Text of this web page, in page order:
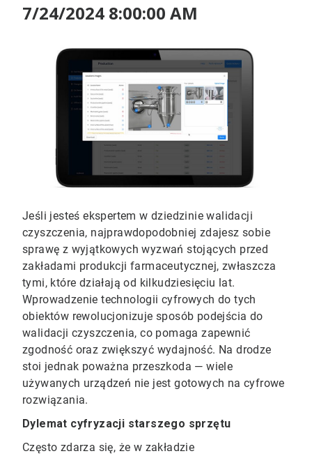
7/24/2024 8:00:00 AM
Jeśli jesteś ekspertem w dziedzinie walidacji
czyszczenia, najprawdopodobniej zdajesz sobie
sprawę z wyjątkowych wyzwań stojących przed
zakładami produkcji farmaceutycznej, zwłaszcza
tymi, które działają od kilkudziesięciu lat.
Wprowadzenie technologii cyfrowych do tych
obiektów rewolucjonizuje sposób podejścia do
walidacji czyszczenia, co pomaga zapewnić
zgodność oraz zwiększyć wydajność. Na drodze
stoi jednak poważna przeszkoda —​​​​​​​ wiele
używanych urządzeń nie jest gotowych na cyfrowe
rozwiązania.
Dylemat cyfryzacji starszego sprzętu
Często zdarza się, że w zakładzie